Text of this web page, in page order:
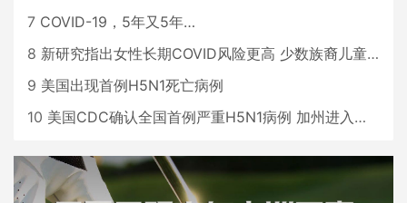
7 COVID-19，5年又5年…
8 新研究指出女性长期COVID风险更高 少数族裔儿童存在差异
9 美国出现首例H5N1死亡病例
10 美国CDC确认全国首例严重H5N1病例 加州进入紧急状态